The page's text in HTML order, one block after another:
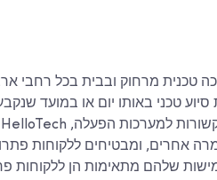
טכני באותו יום או במועד
אחרים, ומבטיחים ללקוחות
שלהם מתאימות הן ללקוחות